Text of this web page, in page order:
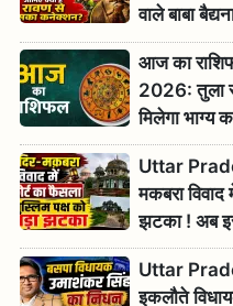
वाले बाबा
रावण से संबंध?
महिमा
आज का
2026: तुला
मिलेगा भाग्य
राशियों का
Uttar
मकबरा विवाद
झटका ! अब
सुनवाई
Uttar
इकलौते